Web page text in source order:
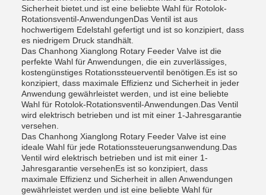
Sicherheit bietet.und ist eine beliebte Wahl für Rotolok-
Rotationsventil-AnwendungenDas Ventil ist aus
hochwertigem Edelstahl gefertigt und ist so konzipiert, dass
es niedrigem Druck standhält.
Das Chanhong Xianglong Rotary Feeder Valve ist die
perfekte Wahl für Anwendungen, die ein zuverlässiges,
kostengünstiges Rotationssteuerventil benötigen.Es ist so
konzipiert, dass maximale Effizienz und Sicherheit in jeder
Anwendung gewährleistet werden, und ist eine beliebte
Wahl für Rotolok-Rotationsventil-Anwendungen.Das Ventil
wird elektrisch betrieben und ist mit einer 1-Jahresgarantie
versehen.
Das Chanhong Xianglong Rotary Feeder Valve ist eine
ideale Wahl für jede Rotationssteuerungsanwendung.Das
Ventil wird elektrisch betrieben und ist mit einer 1-
Jahresgarantie versehenEs ist so konzipiert, dass
maximale Effizienz und Sicherheit in allen Anwendungen
gewährleistet werden und ist eine beliebte Wahl für